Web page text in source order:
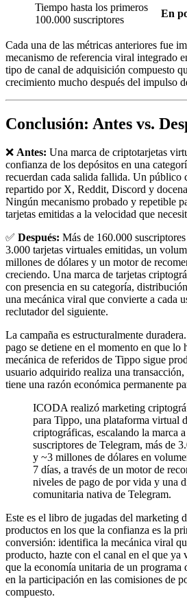
Tiempo hasta los primeros
100.000 suscriptores
En
Cada una de las métricas anteriores fue
mecanismo de referencia viral integrado
tipo de canal de adquisición compuesto
crecimiento mucho después del impulso
Conclusión: Antes vs.
❌ Antes: Una marca de criptotarjetas
confianza de los depósitos en una
recuerdan cada salida fallida. Un público
repartido por X, Reddit, Discord y
Ningún mecanismo probado y repetible
tarjetas emitidas a la velocidad que
✅ Después: Más de 160.000
3.000 tarjetas virtuales emitidas, un
millones de dólares y un motor de
creciendo. Una marca de tarjetas
con presencia en su categoría,
una mecánica viral que convierte a cada
reclutador del siguiente.
La campaña es estructuralmente
pago se detiene en el momento en que lo
mecánica de referidos de Tippo sigue
usuario adquirido realiza una
tiene una razón económica permanente
ICODA realizó marketing
para Tippo, una plataforma virtual
criptográficas, escalando la marca
suscriptores de Telegram, más de
y ~3 millones de dólares en
7 días, a través de un motor de
niveles de pago de por vida y una
comunitaria nativa de Telegram.
Este es el libro de jugadas del marketing
productos en los que la confianza es la
conversión: identifica la mecánica viral
producto, hazte con el canal en el que ya
que la economía unitaria de un programa
en la participación en las comisiones de
compuesto.